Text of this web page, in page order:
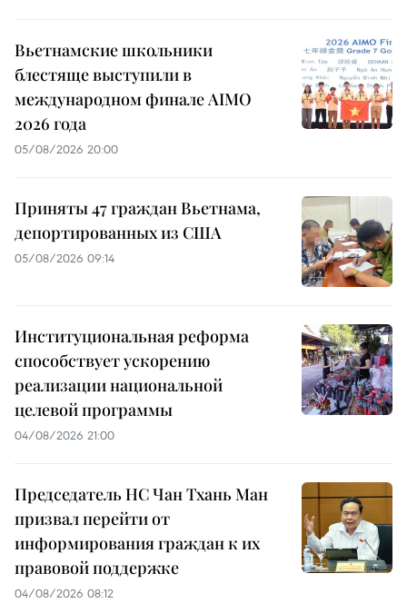
Вьетнамские школьники
блестяще выступили в
международном финале AIMO
2026 года
05/08/2026 20:00
Приняты 47 граждан Вьетнама,
депортированных из США
05/08/2026 09:14
Институциональная реформа
способствует ускорению
реализации национальной
целевой программы
04/08/2026 21:00
Председатель НС Чан Тхань Ман
призвал перейти от
информирования граждан к их
правовой поддержке
04/08/2026 08:12